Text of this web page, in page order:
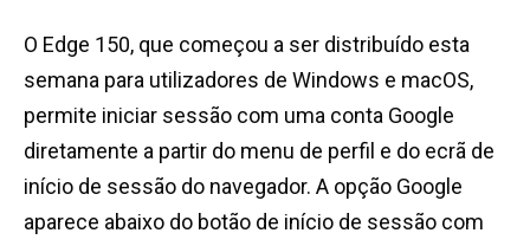
O Edge 150, que começou a ser distribuído esta
semana para utilizadores de Windows e macOS,
permite iniciar sessão com uma conta Google
diretamente a partir do menu de perfil e do ecrã de
início de sessão do navegador. A opção Google
aparece abaixo do botão de início de sessão com